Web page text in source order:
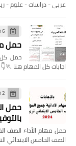
عربي - دراسات - علوم -
16 ديسمبر 2023
حمل
اجابات كل المهام هنا 🏃👇 https://tinyurl.com/4dv9ybx9 …
12 ديسمبر 2023
حمل
حمل مهام الأداء الصف
الصف الخامس الابتدائي